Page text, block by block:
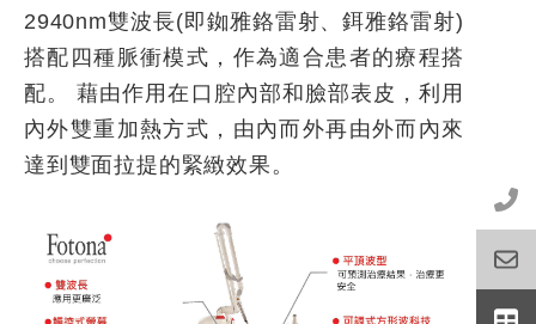
2940nm雙波長(即銣雅鉻雷射、鉺雅鉻雷射)
搭配四種脈衝模式，作為適合患者的療程搭
配。 藉由作用在口腔內部和臉部表皮，利用
內外雙重加熱方式，由內而外再由外而內來
達到雙面拉提的緊緻效果。